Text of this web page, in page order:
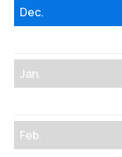
Dec.
Jan.
Feb.